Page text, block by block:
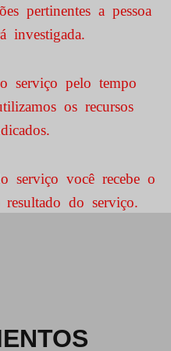
pertinentes a pessoa
investigada.
serviço pelo tempo
os recursos
serviço você recebe o
do serviço.